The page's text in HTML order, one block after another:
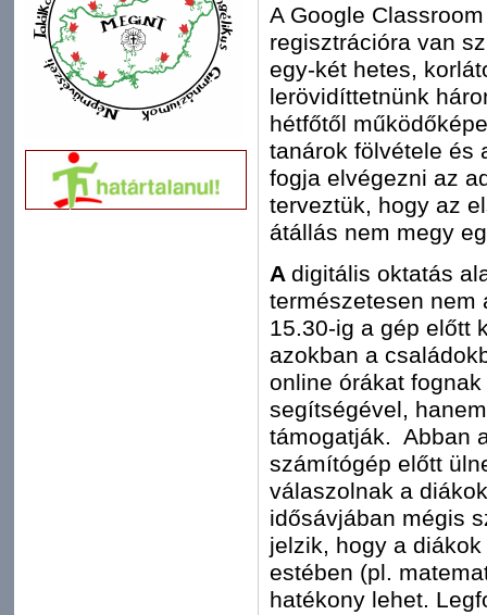
A Google
regisztrációra van
egy-két hetes,
lerövidíttetnünk
hétfőtől
tanárok fölvétele és
fogja elvégezni az
terveztük, hogy az
átállás nem megy
A digitális oktatás
természetesen nem
15.30-ig a gép előtt
azokban a
online órákat
segítségével,
támogatják. Abban
számítógép előtt
válaszolnak a
idősávjában mégis
jelzik, hogy a
estében (pl.
hatékony lehet.